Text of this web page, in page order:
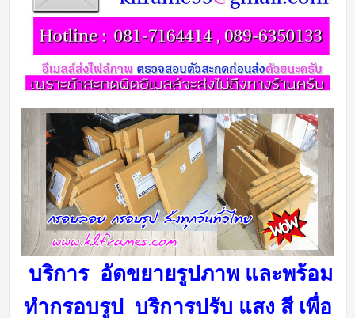
บริการ อัดขยายรูปภาพ และพร้อม
ทำกรอบรูป บริการปรับ แสง สี เพื่อ